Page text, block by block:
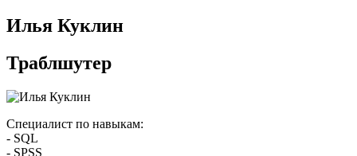
Илья Куклин
Траблшутер
Специалист по навыкам:
- SQL
- SPSS